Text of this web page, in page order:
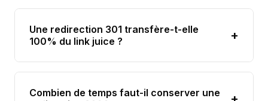
Une redirection 301 transfère-t-elle
100% du link juice ?
+
Combien de temps faut-il conserver une